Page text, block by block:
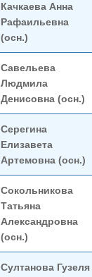
Качкаева Анна
Рафаильевна
(осн.)
Савельева
Людмила
Денисовна (осн.)
Серегина
Елизавета
Артемовна (осн.)
Сокольникова
Татьяна
Александровна
(осн.)
Султанова Гузеля